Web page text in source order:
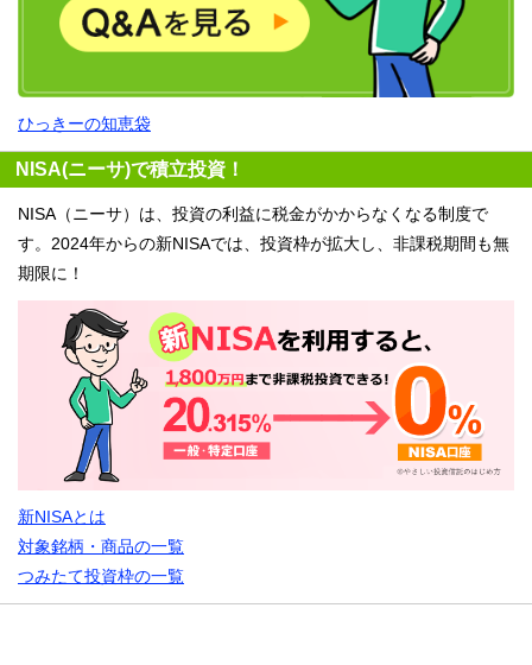
ひっきーの知恵袋
NISA(ニーサ)で積立投資！
NISA（ニーサ）は、投資の利益に税金がかからなくなる制度で
す。2024年からの新NISAでは、投資枠が拡大し、非課税期間も無
期限に！
新NISAとは
対象銘柄・商品の一覧
つみたて投資枠の一覧